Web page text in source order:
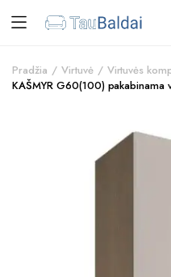
Pradžia Virtuvė Virtuvės
KAŠMYR G60(100) pakabinama